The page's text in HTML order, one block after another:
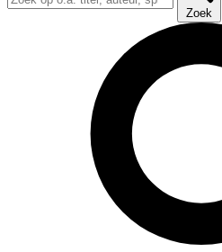
Zoek